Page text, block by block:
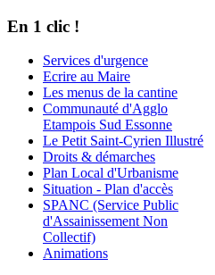
En 1 clic !
Services d'urgence
Ecrire au Maire
Les menus de la cantine
Communauté d'Agglo
Etampois Sud Essonne
Le Petit Saint-Cyrien Illustré
Droits & démarches
Plan Local d'Urbanisme
Situation - Plan d'accès
SPANC (Service Public
d'Assainissement Non
Collectif)
Animations